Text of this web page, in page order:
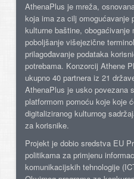
AthenaPlus je mreža,
koja ima za cilj omogućavanje
kulturne baštine, obogaćivanje
poboljšanje višejezične
prilagođavanje podataka
potrebama. Konzorcij Athene
ukupno 40 partnera iz 21
AthenaPlus je usko povezana
platformom pomoću koje koje
digitaliziranog kulturnog
za korisnike.
Projekt je dobio sredstva EU
politikama za primjenu
komunikacijskih tehnologije